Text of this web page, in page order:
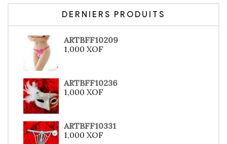
DERNIERS PRODUITS
ARTBFF10209
1,000 XOF
ARTBFF10236
1,000 XOF
ARTBFF10331
1,000 XOF